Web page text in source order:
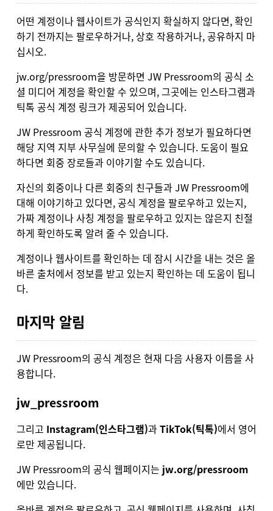
어떤 계정이나 웹사이트가 공식인지 확실하지 않다면, 확인
하기 전까지는 팔로우하거나, 상호 작용하거나, 공유하지 마
십시오.
jw.org/pressroom을 방문하면 JW Pressroom의 공식 소
셜 미디어 계정을 확인할 수 있으며, 그곳에는 인스타그램과
틱톡 공식 계정 링크가 제공되어 있습니다.
JW Pressroom 공식 계정에 관한 추가 정보가 필요하다면
해당 지역 지부 사무실에 문의할 수 있습니다. 도움이 필요
하다면 회중 장로들과 이야기할 수도 있습니다.
자신의 회중이나 다른 회중의 친구들과 JW Pressroom에
대해 이야기하고 있다면, 공식 계정을 팔로우하고 있는지,
가짜 계정이나 사칭 계정을 팔로우하고 있지는 않은지 친절
하게 확인하도록 알려 줄 수 있습니다.
계정이나 웹사이트를 확인하는 데 잠시 시간을 내는 것은 올
바른 출처에서 정보를 받고 있는지 확인하는 데 도움이 됩니
다.
마지막 알림
JW Pressroom의 공식 계정은 현재 다음 사용자 이름을 사
용합니다.
jw_pressroom
그리고 Instagram(인스타그램)과TikTok(틱톡)에서 영어
로만 제공됩니다.
JW Pressroom의 공식 웹페이지는 jw.org/pressroom
에만 있습니다.